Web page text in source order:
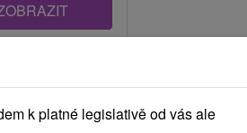
k platné legislativě od vás ale